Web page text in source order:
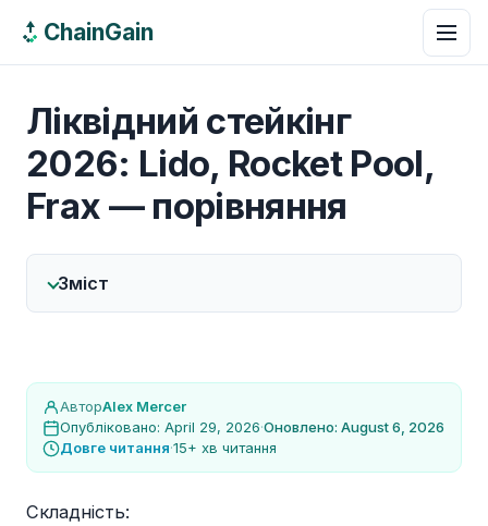
ChainGain
Ліквідний стейкінг
2026: Lido, Rocket Pool,
Frax — порівняння
Зміст
АвторAlex Mercer
Опубліковано: April 29, 2026·Оновлено: August 6, 2026
Довге читання·15+ хв читання
Складність: